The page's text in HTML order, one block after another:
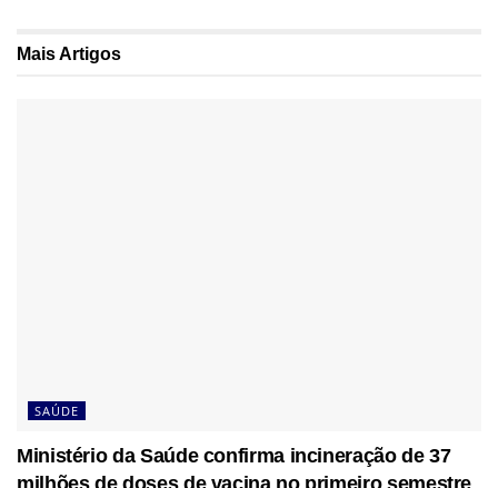
MaisArtigos
SAÚDE
Ministério da Saúde confirma incineração de 37